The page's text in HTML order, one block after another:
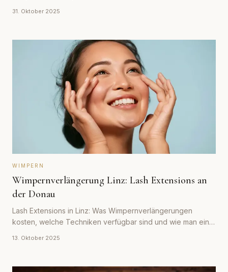
31. Oktober 2025
WIMPERN
Wimpernverlängerung Linz: Lash Extensions an
der Donau
Lash Extensions in Linz: Was Wimpernverlängerungen
kosten, welche Techniken verfügbar sind und wie man ein
13. Oktober 2025